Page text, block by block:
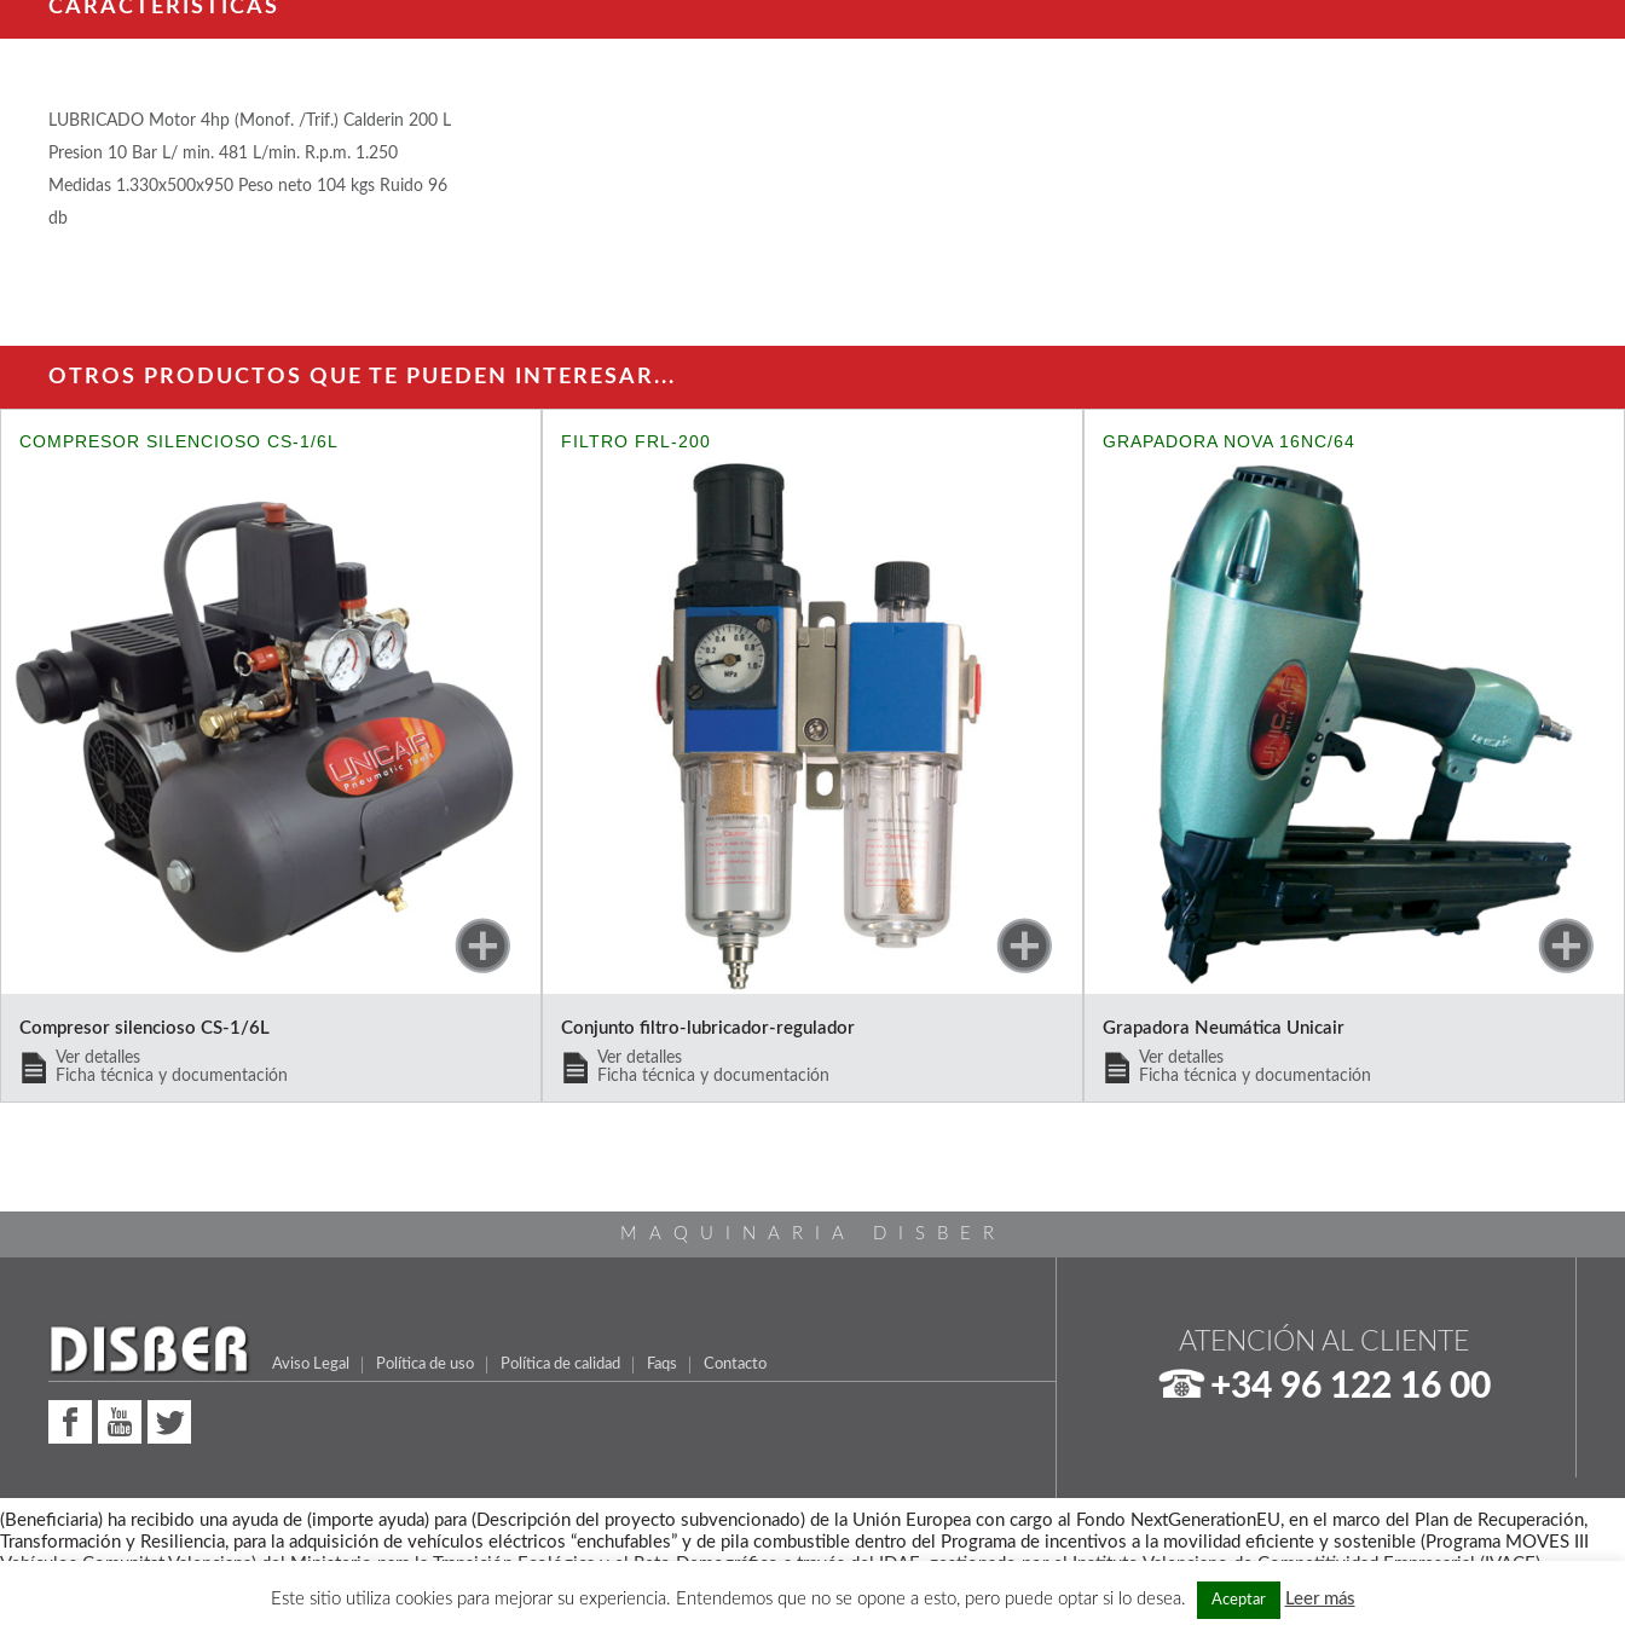
CARACTERÍSTICAS
LUBRICADO Motor 4hp (Monof. /Trif.) Calderin 200 L
Presion 10 Bar L/ min. 481 L/min. R.p.m. 1.250
Medidas 1.330x500x950 Peso neto 104 kgs Ruido 96
db
OTROS PRODUCTOS QUE TE PUEDEN INTERESAR...
COMPRESOR SILENCIOSO CS-1/6L
Compresor silencioso CS-1/6L
Ver detalles
Ficha técnica y documentación
FILTRO FRL-200
Conjunto filtro-lubricador-regulador
Ver detalles
Ficha técnica y documentación
GRAPADORA NOVA 16NC/64
Grapadora Neumática Unicair
Ver detalles
Ficha técnica y documentación
MAQUINARIA DISBER
Aviso Legal Política de uso Política de calidad Faqs Contacto
ATENCIÓN AL CLIENTE
+34 96 122 16 00
(Beneficiaria) ha recibido una ayuda de (importe ayuda) para (Descripción del proyecto subvencionado) de la Unión Europea con cargo al Fondo NextGenerationEU, en el marco del Plan de Recuperación,
Transformación y Resiliencia, para la adquisición de vehículos eléctricos “enchufables” y de pila combustible dentro del Programa de incentivos a la movilidad eficiente y sostenible (Programa MOVES III
Vehículos Comunitat Valenciana) del Ministerio para la Transición Ecológica y el Reto Demográfico a través del IDAE, gestionado por el Instituto Valenciano de Competitividad Empresarial (IVACE).
Copyright © 2026 - Maquinaria Disber
Este sitio utiliza cookies para mejorar su experiencia. Entendemos que no se opone a esto, pero puede optar si lo desea. Aceptar Leer más